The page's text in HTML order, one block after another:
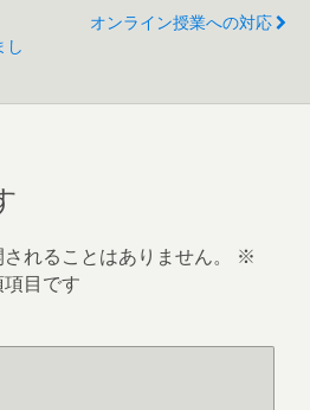
し
オンライン授業への対応
れることはありません。
※
目です